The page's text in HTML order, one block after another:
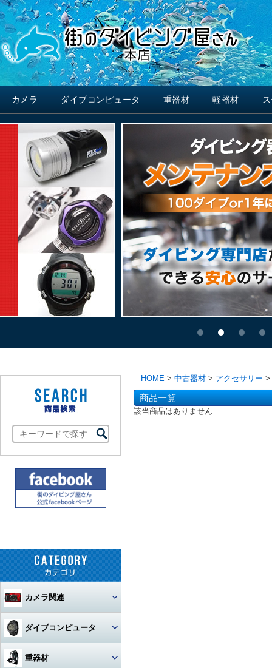
カメラ ダイブコンピュータ 重器材 軽器材
カメラ関連
セット
カメラ本体
ダイブコンピュータ
ウォッチタイプ
重器材
HOME > 中古器材 > アクセサリー >
商品一覧
該当商品はありません